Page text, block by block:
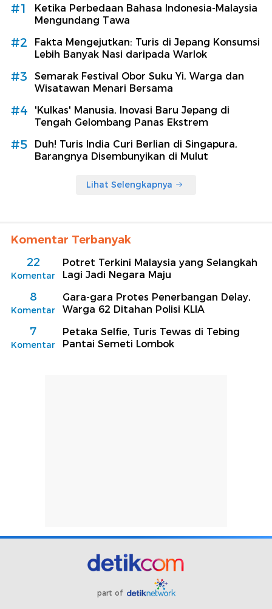
#1
Ketika Perbedaan Bahasa Indonesia-Malaysia
Mengundang Tawa
#2
Fakta Mengejutkan: Turis di Jepang Konsumsi
Lebih Banyak Nasi daripada Warlok
#3
Semarak Festival Obor Suku Yi, Warga dan
Wisatawan Menari Bersama
#4
'Kulkas' Manusia, Inovasi Baru Jepang di
Tengah Gelombang Panas Ekstrem
#5
Duh! Turis India Curi Berlian di Singapura,
Barangnya Disembunyikan di Mulut
Lihat Selengkapnya
Komentar Terbanyak
22
Komentar
Potret Terkini Malaysia yang Selangkah
Lagi Jadi Negara Maju
8
Komentar
Gara-gara Protes Penerbangan Delay,
Warga 62 Ditahan Polisi KLIA
7
Komentar
Petaka Selfie, Turis Tewas di Tebing
Pantai Semeti Lombok
part of